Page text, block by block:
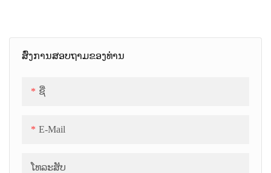
ສົ່ງການສອບຖາມຂອງທ່ານ
ຊື່
E-Mail
ໂທລະສັບ